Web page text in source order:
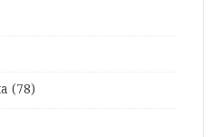
(78)